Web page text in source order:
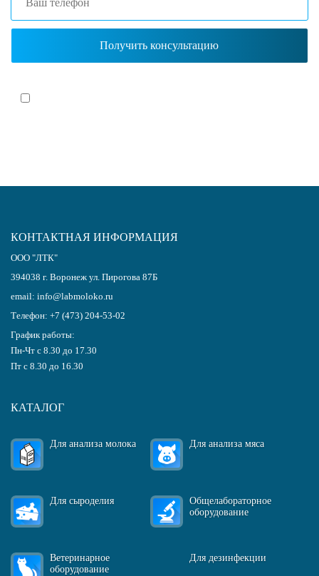
КОНТАКТНАЯ ИНФОРМАЦИЯ
ООО "ЛТК"
394038 г. Воронеж ул. Пирогова 87Б
email: info@labmoloko.ru
Телефон: +7 (473) 204-53-02
График работы:
Пн-Чт с 8.30 до 17.30
Пт с 8.30 до 16.30
КАТАЛОГ
Для анализа молока Для анализа мяса
Для сыроделия
Общелабораторное
оборудование
Ветеринарное
оборудование
Для дезинфекции